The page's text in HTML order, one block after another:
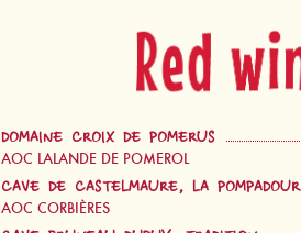
Vinos rojos
DOMAINE CROIX DE POMERUS
AOC LALANDE DE POMEROL
CAVE DE CASTELMAURE, LA POMPADOUR
AOC CORBIÈRES